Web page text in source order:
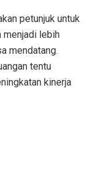
petunjuk untuk
menjadi lebih
mendatang.
tentu
kinerja